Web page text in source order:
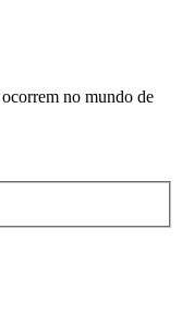
no mundo de